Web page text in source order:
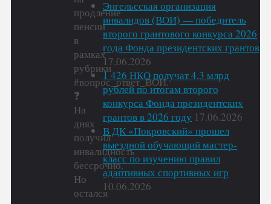
продление
пенсии
в
рамках
рубрики
#вопрос_ответ_ВОИ.
❓
На
днях
получил
инвалидность
бессрочно.
Но
остался
Энгельсская организация
инвалидов (ВОИ) — победитель
второго грантового конкурса 2026
года Фонда президентских грантов
17.06.2026
1 426 НКО получат 4,3 млрд
рублей по итогам второго
конкурса Фонда президентских
грантов в 2026 году 17.06.2026
В ДК «Покровский» прошел
выездной обучающий мастер-
класс по изучению правил
адаптивных спортивных игр
10.06.2026